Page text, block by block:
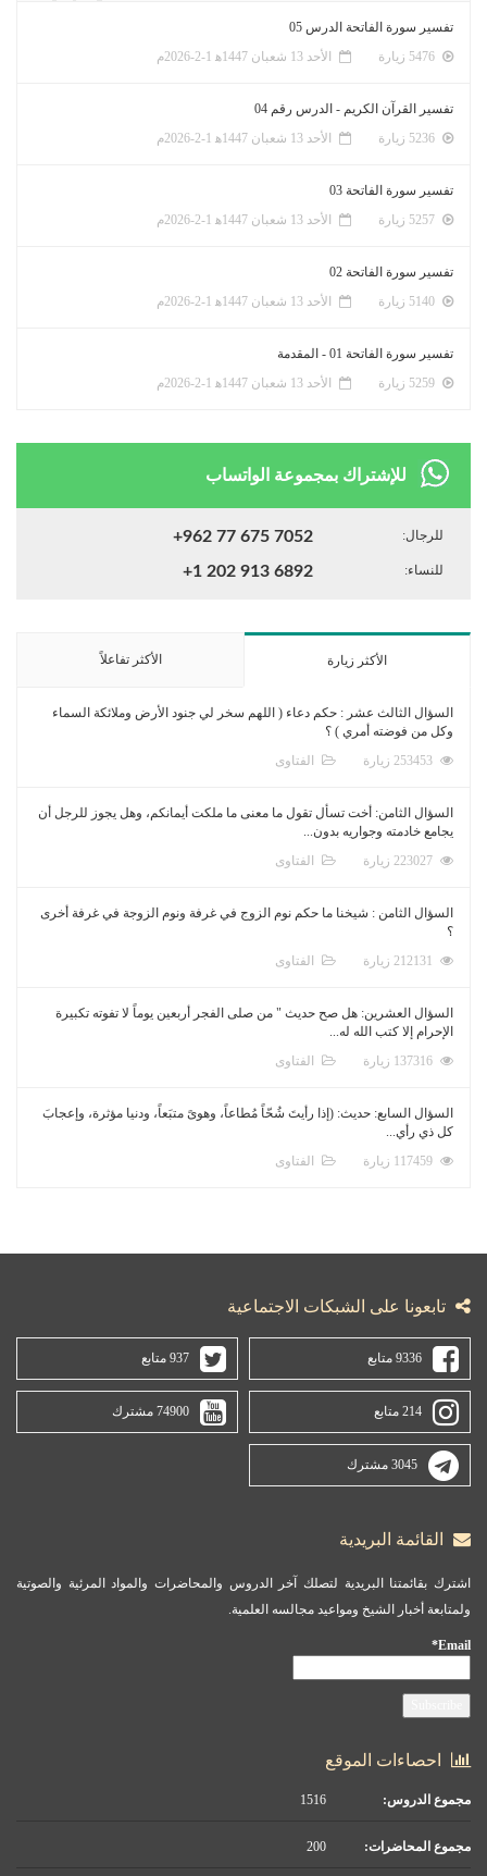
تفسير سورة الفاتحة الدرس 05
الأحد 13 شعبان 1447ﻫ 1-2-2026م
تفسير القرآن الكريم - الدرس رقم 04
الأحد 13 شعبان 1447ﻫ 1-2-2026م
تفسير سورة الفاتحة 03
الأحد 13 شعبان 1447ﻫ 1-2-2026م
تفسير سورة الفاتحة 02
الأحد 13 شعبان 1447ﻫ 1-2-2026م
تفسير سورة الفاتحة 01 - المقدمة
الأحد 13 شعبان 1447ﻫ 1-2-2026م
للإشتراك بمجموعة الواتساب
للرجال: +962 77 675 7052
للنساء: +1 202 913 6892
الأكثر زيارة الأكثر تفاعلاً
السؤال الثالث عشر : حكم دعاء ( اللهم سخر لي جنود الأرض وملائكة السماء
وكل من فوضته أمري ) ؟
الفتاوى
السؤال الثامن: أخت تسأل تقول ما معنى ما ملكت أيمانكم، وهل يجوز للرجل أن
يجامع خادمته وجواريه بدون...
الفتاوى
السؤال الثامن : شيخنا ما حكم نوم الزوج في غرفة ونوم الزوجة في غرفة أخرى
؟
الفتاوى
السؤال العشرين: هل صح حديث " من صلى الفجر أربعين يوماً لا تفوته تكبيرة
الإحرام إلا كتب الله له...
الفتاوى
السؤال السابع: حديث: (إذا رأيتَ شُحّاً مُطاعاً، وهوىً متبَعاً، ودنيا مؤثرة، وإعجابَ
كل ذي رأي...
الفتاوى
تابعونا على الشبكات الاجتماعية
9336 متابع 937 متابع
214 متابع 74900 مشترك
3045 مشترك
القائمة البريدية
اشترك بقائمتنا البريدية لتصلك آخر الدروس والمحاضرات والمواد المرئية والصوتية
ولمتابعة أخبار الشيخ ومواعيد مجالسه العلمية.
Email*
احصاءات الموقع
مجموع الدروس:
مجموع المحاضرات: